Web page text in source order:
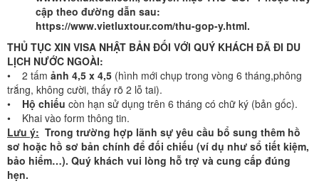
cập theo đường dẫn sau:
https://www.vietluxtour.com/thu-gop-y.html.
THỦ TỤC XIN VISA NHẬT BẢN ĐỐI VỚI QUÝ KHÁCH ĐÃ ĐI DU
LỊCH NƯỚC NGOÀI:
• 2 tấm ảnh 4,5 x 4,5 (hình mới chụp trong vòng 6 tháng,phông
trắng, không cười, thấy rõ 2 lỗ tai).
• Hộ chiếu còn hạn sử dụng trên 6 tháng có chữ ký (bản gốc).
• Khai vào form thông tin.
Lưu ý: Trong trường hợp lãnh sự yêu cầu bổ sung thêm hồ
sơ hoặc hồ sơ bản chính để đối chiếu (ví dụ như sổ tiết kiệm,
bảo hiểm…). Quý khách vui lòng hỗ trợ và cung cấp đúng
hẹn.